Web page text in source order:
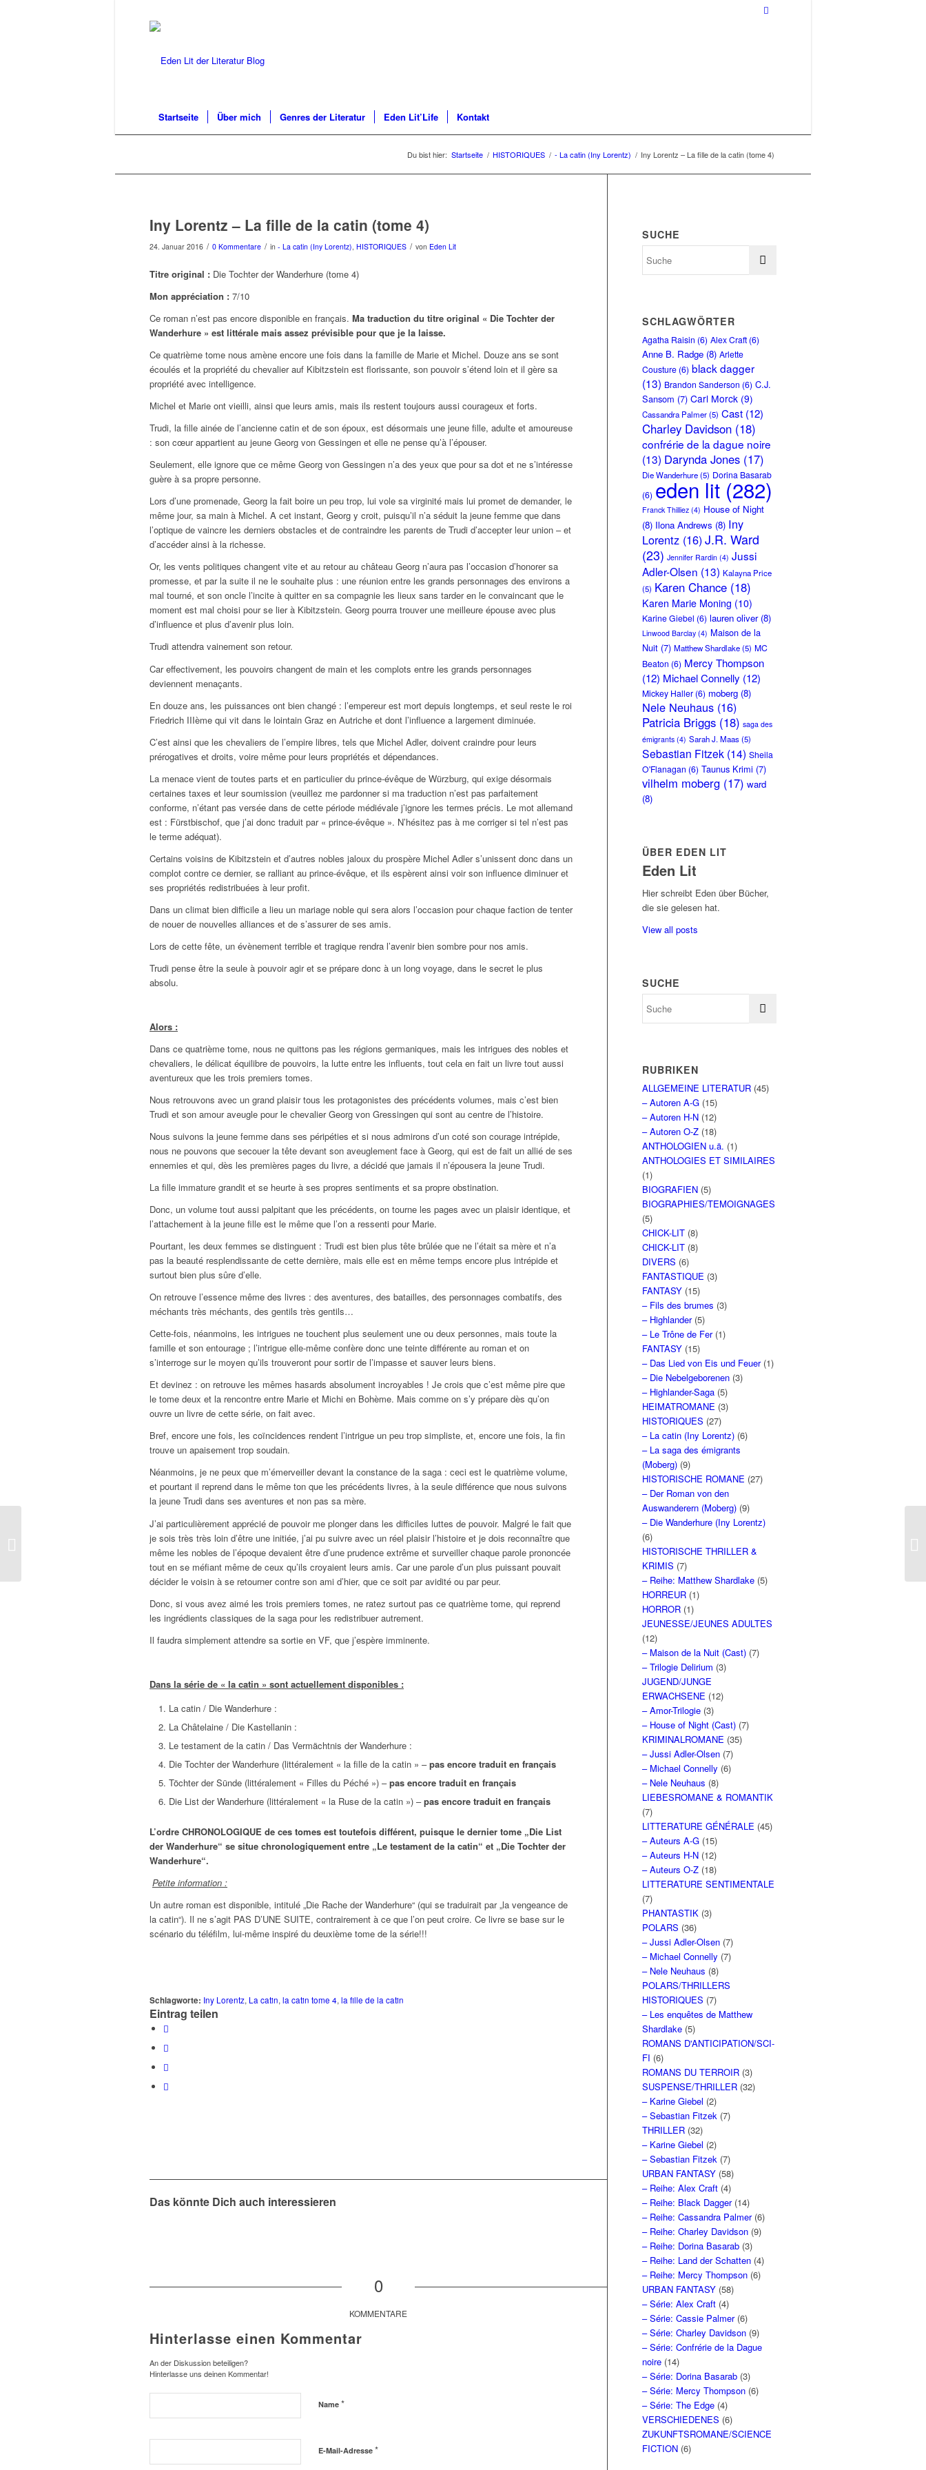
Startseite Über mich Genres der Literatur Eden Lit’Life Kontakt
Du bist hier: Startseite / HISTORIQUES / - La catin (Iny Lorentz) / Iny Lorentz – La fille de la catin (tome 4)
Iny Lorentz – La fille de la catin (tome 4)
24. Januar 2016 / 0 Kommentare / in - La catin (Iny Lorentz), HISTORIQUES / von Eden Lit
Titre original : Die Tochter der Wanderhure (tome 4)
Mon appréciation : 7/10
Ce roman n’est pas encore disponible en français. Ma traduction du titre original « Die Tochter der
Wanderhure » est littérale mais assez prévisible pour que je la laisse.
Ce quatrième tome nous amène encore une fois dans la famille de Marie et Michel. Douze ans se sont
écoulés et la propriété du chevalier auf Kibitzstein est florissante, son pouvoir s’étend loin et il gère sa
propriété avec intelligence.
Michel et Marie ont vieilli, ainsi que leurs amis, mais ils restent toujours aussi courageux et forts.
Trudi, la fille ainée de l’ancienne catin et de son époux, est désormais une jeune fille, adulte et amoureuse
: son cœur appartient au jeune Georg von Gessingen et elle ne pense qu’à l’épouser.
Seulement, elle ignore que ce même Georg von Gessingen n’a des yeux que pour sa dot et ne s’intéresse
guère à sa propre personne.
Lors d’une promenade, Georg la fait boire un peu trop, lui vole sa virginité mais lui promet de demander, le
même jour, sa main à Michel. A cet instant, Georg y croit, puisqu’il n’a séduit la jeune femme que dans
l’optique de vaincre les derniers obstacles et de contraindre les parents de Trudi d’accepter leur union – et
d’accéder ainsi à la richesse.
Or, les vents politiques changent vite et au retour au château Georg n’aura pas l’occasion d’honorer sa
promesse, et par la suite il ne le souhaite plus : une réunion entre les grands personnages des environs a
mal tourné, et son oncle l’incite à quitter en sa compagnie les lieux sans tarder en le convaincant que le
moment est mal choisi pour se lier à Kibitzstein. Georg pourra trouver une meilleure épouse avec plus
d’influence et plus d’avenir plus loin.
Trudi attendra vainement son retour.
Car effectivement, les pouvoirs changent de main et les complots entre les grands personnages
deviennent menaçants.
En douze ans, les puissances ont bien changé : l’empereur est mort depuis longtemps, et seul reste le roi
Friedrich IIIème qui vit dans le lointain Graz en Autriche et dont l’influence a largement diminuée.
C’est ainsi que les chevaliers de l’empire libres, tels que Michel Adler, doivent craindre pour leurs
prérogatives et droits, voire même pour leurs propriétés et dépendances.
La menace vient de toutes parts et en particulier du prince-évêque de Würzburg, qui exige désormais
certaines taxes et leur soumission (veuillez me pardonner si ma traduction n’est pas parfaitement
conforme, n’étant pas versée dans de cette période médiévale j’ignore les termes précis. Le mot allemand
est : Fürstbischof, que j’ai donc traduit par « prince-évêque ». N’hésitez pas à me corriger si tel n’est pas
le terme adéquat).
Certains voisins de Kibitzstein et d’autres nobles jaloux du prospère Michel Adler s’unissent donc dans un
complot contre ce dernier, se ralliant au prince-évêque, et ils espèrent ainsi voir son influence diminuer et
ses propriétés redistribuées à leur profit.
Dans un climat bien difficile a lieu un mariage noble qui sera alors l’occasion pour chaque faction de tenter
de nouer de nouvelles alliances et de s’assurer de ses amis.
Lors de cette fête, un évènement terrible et tragique rendra l’avenir bien sombre pour nos amis.
Trudi pense être la seule à pouvoir agir et se prépare donc à un long voyage, dans le secret le plus
absolu.
Alors :
Dans ce quatrième tome, nous ne quittons pas les régions germaniques, mais les intrigues des nobles et
chevaliers, le délicat équilibre de pouvoirs, la lutte entre les influents, tout cela en fait un livre tout aussi
aventureux que les trois premiers tomes.
Nous retrouvons avec un grand plaisir tous les protagonistes des précédents volumes, mais c’est bien
Trudi et son amour aveugle pour le chevalier Georg von Gressingen qui sont au centre de l’histoire.
Nous suivons la jeune femme dans ses péripéties et si nous admirons d’un coté son courage intrépide,
nous ne pouvons que secouer la tête devant son aveuglement face à Georg, qui est de fait un allié de ses
ennemies et qui, dès les premières pages du livre, a décidé que jamais il n’épousera la jeune Trudi.
La fille immature grandit et se heurte à ses propres sentiments et sa propre obstination.
Donc, un volume tout aussi palpitant que les précédents, on tourne les pages avec un plaisir identique, et
l’attachement à la jeune fille est le même que l’on a ressenti pour Marie.
Pourtant, les deux femmes se distinguent : Trudi est bien plus tête brûlée que ne l’était sa mère et n’a
pas la beauté resplendissante de cette dernière, mais elle est en même temps encore plus intrépide et
surtout bien plus sûre d’elle.
On retrouve l’essence même des livres : des aventures, des batailles, des personnages combatifs, des
méchants très méchants, des gentils très gentils…
Cette-fois, néanmoins, les intrigues ne touchent plus seulement une ou deux personnes, mais toute la
famille et son entourage ; l’intrigue elle-même confère donc une teinte différente au roman et on
s’interroge sur le moyen qu’ils trouveront pour sortir de l’impasse et sauver leurs biens.
Et devinez : on retrouve les mêmes hasards absolument incroyables ! Je crois que c’est même pire que
le tome deux et la rencontre entre Marie et Michi en Bohème. Mais comme on s’y prépare dès qu’on
ouvre un livre de cette série, on fait avec.
Bref, encore une fois, les coïncidences rendent l’intrigue un peu trop simpliste, et, encore une fois, la fin
trouve un apaisement trop soudain.
Néanmoins, je ne peux que m’émerveiller devant la constance de la saga : ceci est le quatrième volume,
et pourtant il reprend dans le même ton que les précédents livres, à la seule différence que nous suivons
la jeune Trudi dans ses aventures et non pas sa mère.
J’ai particulièrement apprécié de pouvoir me plonger dans les difficiles luttes de pouvoir. Malgré le fait que
je sois très très loin d’être une initiée, j’ai pu suivre avec un réel plaisir l’histoire et je dois reconnaître que
même les nobles de l’époque devaient être d’une prudence extrême et surveiller chaque parole prononcée
tout en se méfiant même de ceux qu’ils croyaient leurs amis. Car une parole d’un plus puissant pouvait
décider le voisin à se retourner contre son ami d’hier, que ce soit par avidité ou par peur.
Donc, si vous avez aimé les trois premiers tomes, ne ratez surtout pas ce quatrième tome, qui reprend
les ingrédients classiques de la saga pour les redistribuer autrement.
Il faudra simplement attendre sa sortie en VF, que j’espère imminente.
Dans la série de « la catin » sont actuellement disponibles :
La catin / Die Wanderhure :
La Châtelaine / Die Kastellanin :
Le testament de la catin / Das Vermächtnis der Wanderhure :
Die Tochter der Wanderhure (littéralement « la fille de la catin » –pas encore traduit en français
Töchter der Sünde (littéralement « Filles du Péché ») –pas encore traduit en français
Die List der Wanderhure (littéralement « la Ruse de la catin ») –pas encore traduit en français
L’ordre CHRONOLOGIQUE de ces tomes est toutefois différent, puisque le dernier tome „Die List
der Wanderhure“ se situe chronologiquement entre „Le testament de la catin“ et „Die Tochter der
Wanderhure“.
Petite information :
Un autre roman est disponible, intitulé „Die Rache der Wanderhure“ (qui se traduirait par „la vengeance de
la catin“). Il ne s’agit PAS D’UNE SUITE, contrairement à ce que l’on peut croire. Ce livre se base sur le
scénario du téléfilm, lui-même inspiré du deuxième tome de la série!!!
Schlagworte: Iny Lorentz, La catin, la catin tome 4, la fille de la catin
Eintrag teilen
Das könnte Dich auch interessieren
0
KOMMENTARE
Hinterlasse einen Kommentar
An der Diskussion beteiligen?
Hinterlasse uns deinen Kommentar!
Name *
E-Mail-Adresse *
SUCHE
SCHLAGWÖRTER
Agatha Raisin (6) Alex Craft (6)
Anne B. Radge (8) Arlette
Cousture (6) black dagger
(13) Brandon Sanderson (6) C.J.
Sansom (7) Carl Morck (9)
Cassandra Palmer(5) Cast (12)
Charley Davidson (18)
confrérie de la dague noire
(13) Darynda Jones (17)
Die Wanderhure(5) Dorina Basarab
(6) eden lit (282)
Franck Thilliez (4) House of Night
(8) Ilona Andrews (8) Iny
Lorentz (16)J.R. Ward
(23) Jennifer Rardin (4) Jussi
Adler-Olsen (13) Kalayna Price
(5) Karen Chance (18)
Karen Marie Moning (10)
Karine Giebel (6) lauren oliver(8)
Linwood Barclay (4) Maison de la
Nuit (7) Matthew Shardlake(5) MC
Beaton (6) Mercy Thompson
(12) Michael Connelly (12)
Mickey Haller (6) moberg (8)
Nele Neuhaus (16)
Patricia Briggs (18) saga des
émigrants (4) Sarah J. Maas(5)
Sebastian Fitzek (14) Sheila
O'Flanagan (6) Taunus Krimi (7)
vilhelm moberg (17) ward
(8)
ÜBER EDEN LIT
Eden Lit
Hier schreibt Eden über Bücher,
die sie gelesen hat.
View all posts
SUCHE
RUBRIKEN
ALLGEMEINE LITERATUR (45)
– Autoren A-G (15)
– Autoren H-N (12)
– Autoren O-Z (18)
ANTHOLOGIEN u.ä. (1)
ANTHOLOGIES ET SIMILAIRES
(1)
BIOGRAFIEN (5)
BIOGRAPHIES/TEMOIGNAGES
(5)
CHICK-LIT (8)
CHICK-LIT (8)
DIVERS (6)
FANTASTIQUE (3)
FANTASY (15)
– Fils des brumes (3)
– Highlander(5)
– Le Trône de Fer(1)
FANTASY (15)
– Das Lied von Eis und Feuer(1)
– Die Nebelgeborenen (3)
– Highlander-Saga (5)
HEIMATROMANE (3)
HISTORIQUES (27)
– La catin (Iny Lorentz) (6)
– La saga des émigrants
(Moberg) (9)
HISTORISCHE ROMANE (27)
– Der Roman von den
Auswanderern (Moberg) (9)
– Die Wanderhure (Iny Lorentz)
(6)
HISTORISCHE THRILLER &
KRIMIS (7)
– Reihe: Matthew Shardlake (5)
HORREUR (1)
HORROR (1)
JEUNESSE/JEUNES ADULTES
(12)
– Maison de la Nuit (Cast) (7)
– Trilogie Delirium (3)
JUGEND/JUNGE
ERWACHSENE (12)
– Amor-Trilogie (3)
– House of Night (Cast) (7)
KRIMINALROMANE (35)
– Jussi Adler-Olsen (7)
– Michael Connelly (6)
– Nele Neuhaus (8)
LIEBESROMANE & ROMANTIK
(7)
LITTERATURE GÉNÉRALE (45)
– Auteurs A-G (15)
– Auteurs H-N (12)
– Auteurs O-Z (18)
LITTERATURE SENTIMENTALE
(7)
PHANTASTIK (3)
POLARS (36)
– Jussi Adler-Olsen (7)
– Michael Connelly (7)
– Nele Neuhaus (8)
POLARS/THRILLERS
HISTORIQUES (7)
– Les enquêtes de Matthew
Shardlake (5)
ROMANS D'ANTICIPATION/SCI-
FI (6)
ROMANS DU TERROIR (3)
SUSPENSE/THRILLER (32)
– Karine Giebel (2)
– Sebastian Fitzek (7)
THRILLER (32)
– Karine Giebel (2)
– Sebastian Fitzek (7)
URBAN FANTASY (58)
– Reihe: Alex Craft (4)
– Reihe: Black Dagger(14)
– Reihe: Cassandra Palmer(6)
– Reihe: Charley Davidson (9)
– Reihe: Dorina Basarab (3)
– Reihe: Land der Schatten (4)
– Reihe: Mercy Thompson (6)
URBAN FANTASY (58)
– Série: Alex Craft (4)
– Série: Cassie Palmer(6)
– Série: Charley Davidson (9)
– Série: Confrérie de la Dague
noire (14)
– Série: Dorina Basarab (3)
– Série: Mercy Thompson (6)
– Série: The Edge (4)
VERSCHIEDENES (6)
ZUKUNFTSROMANE/SCIENCE
FICTION (6)